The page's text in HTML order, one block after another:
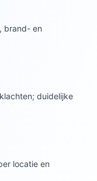
brand- en
duidelijke
locatie en